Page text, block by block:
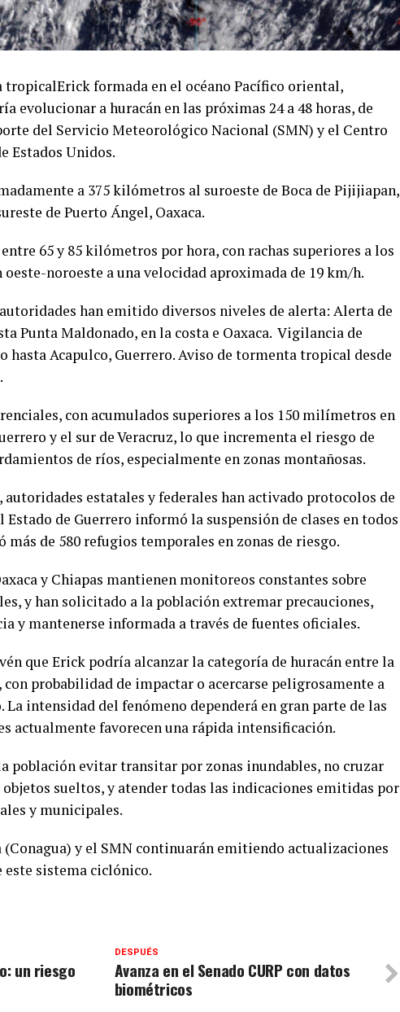
tropicalErick formada en el océano Pacífico oriental,
evolucionar a huracán en las próximas 24 a 48 horas, de
del Servicio Meteorológico Nacional (SMN) y el Centro
Estados Unidos.
a 375 kilómetros al suroeste de Boca de Pijijiapan,
de Puerto Ángel, Oaxaca.
65 y 85 kilómetros por hora, con rachas superiores a los
oeste-noroeste a una velocidad aproximada de 19 km/h.
han emitido diversos niveles de alerta: Alerta de
Punta Maldonado, en la costa e Oaxaca. Vigilancia de
hasta Acapulco, Guerrero. Aviso de tormenta tropical desde
con acumulados superiores a los 150 milímetros en
y el sur de Veracruz, lo que incrementa el riesgo de
de ríos, especialmente en zonas montañosas.
autoridades estatales y federales han activado protocolos de
de Guerrero informó la suspensión de clases en todos
de 580 refugios temporales en zonas de riesgo.
y Chiapas mantienen monitoreos constantes sobre
y han solicitado a la población extremar precauciones,
y mantenerse informada a través de fuentes oficiales.
que Erick podría alcanzar la categoría de huracán entre la
probabilidad de impactar o acercarse peligrosamente a
La intensidad del fenómeno dependerá en gran parte de las
actualmente favorecen una rápida intensificación.
población evitar transitar por zonas inundables, no cruzar
sueltos, y atender todas las indicaciones emitidas por
y municipales.
y el SMN continuarán emitiendo actualizaciones
este sistema ciclónico.
DESPUÉS
Avanza en el Senado CURP con datos
biométricos
un riesgo